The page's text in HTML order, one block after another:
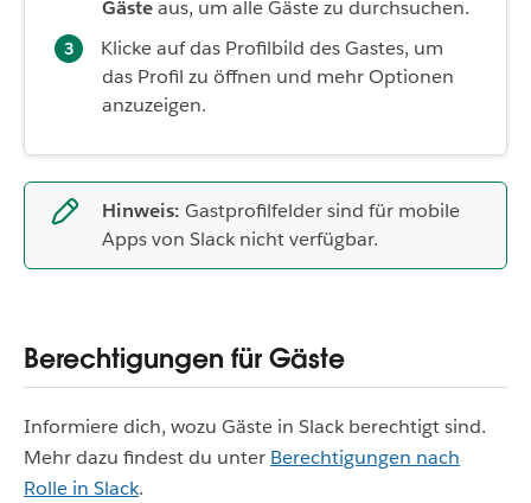
Gästeaus, um alle Gäste zu durchsuchen.
Klicke auf das Profilbild des Gastes, um
das Profil zu öffnen und mehr Optionen
anzuzeigen.
Hinweis: Gastprofilfelder sind für mobile
Apps von Slack nicht verfügbar.
Berechtigungen für Gäste
Informiere dich, wozu Gäste in Slack berechtigt sind.
Mehr dazu findest du unter Berechtigungen nach
Rolle in Slack.